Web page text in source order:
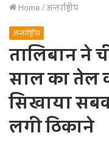
Home/अन्तर्राष्ट्रीय
अन्तर्राष्ट्रीय
तालिबान ने
साल का तेल
सिखाया
लगी ठिकाने